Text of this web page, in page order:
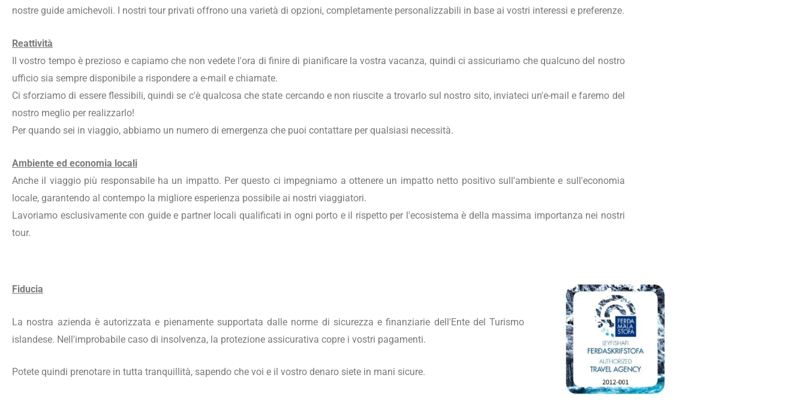
nostre guide amichevoli. I nostri tour privati offrono una varietà di opzioni, completamente personalizzabili in base ai vostri interessi e preferenze.
Reattività
Il vostro tempo è prezioso e capiamo che non vedete l'ora di finire di pianificare la vostra vacanza, quindi ci assicuriamo che qualcuno del nostro
ufficio sia sempre disponibile a rispondere a e-mail e chiamate.
Ci sforziamo di essere flessibili, quindi se c'è qualcosa che state cercando e non riuscite a trovarlo sul nostro sito, inviateci un'e-mail e faremo del
nostro meglio per realizzarlo!
Per quando sei in viaggio, abbiamo un numero di emergenza che puoi contattare per qualsiasi necessità.
Ambiente ed economia locali
Anche il viaggio più responsabile ha un impatto. Per questo ci impegniamo a ottenere un impatto netto positivo sull'ambiente e sull'economia
locale, garantendo al contempo la migliore esperienza possibile ai nostri viaggiatori.
Lavoriamo esclusivamente con guide e partner locali qualificati in ogni porto e il rispetto per l'ecosistema è della massima importanza nei nostri
tour.
Fiducia
La nostra azienda è autorizzata e pienamente supportata dalle norme di sicurezza e finanziarie dell'Ente del Turismo
islandese. Nell'improbabile caso di insolvenza, la protezione assicurativa copre i vostri pagamenti.
Potete quindi prenotare in tutta tranquillità, sapendo che voi e il vostro denaro siete in mani sicure.